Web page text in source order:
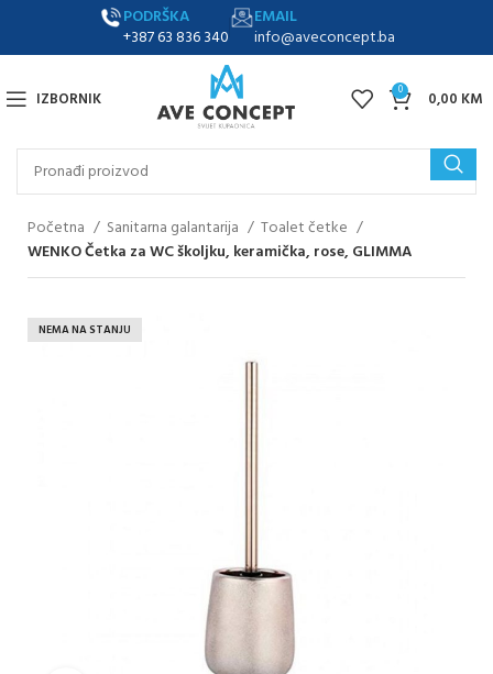
PODRŠKA
+387 63 836 340
EMAIL
info@aveconcept.ba
IZBORNIK 0 0,00 KM
Početna Sanitarna galantarija
Toalet četke
WENKO Četka za WC školjku, keramička, rose, GLIMMA
NEMA NA STANJU